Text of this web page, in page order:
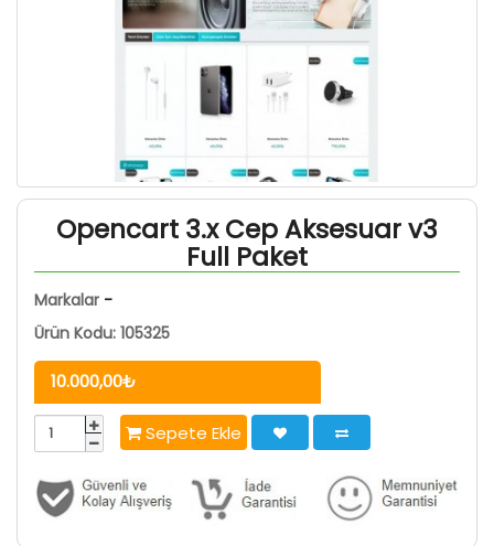
Opencart 3.x Cep Aksesuar v3
Full Paket
Markalar -
Ürün Kodu: 105325
10.000,00₺
Sepete Ekle